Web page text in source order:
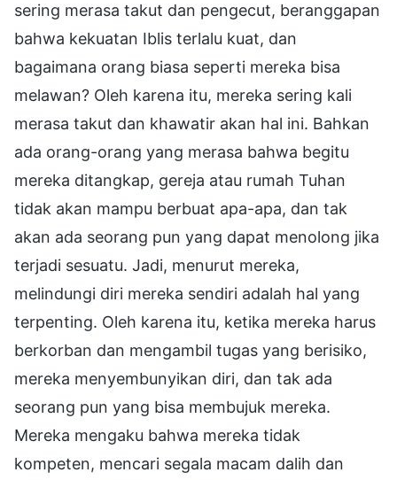
sering merasa takut dan pengecut, beranggapan
bahwa kekuatan Iblis terlalu kuat, dan
bagaimana orang biasa seperti mereka bisa
melawan? Oleh karena itu, mereka sering kali
merasa takut dan khawatir akan hal ini. Bahkan
ada orang-orang yang merasa bahwa begitu
mereka ditangkap, gereja atau rumah Tuhan
tidak akan mampu berbuat apa-apa, dan tak
akan ada seorang pun yang dapat menolong jika
terjadi sesuatu. Jadi, menurut mereka,
melindungi diri mereka sendiri adalah hal yang
terpenting. Oleh karena itu, ketika mereka harus
berkorban dan mengambil tugas yang berisiko,
mereka menyembunyikan diri, dan tak ada
seorang pun yang bisa membujuk mereka.
Mereka mengaku bahwa mereka tidak
kompeten, mencari segala macam dalih dan